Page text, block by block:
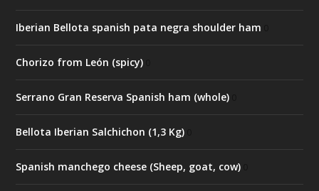
Iberian Bellota spanish pata negra shoulder ham
Chorizo from León (spicy)
Serrano Gran Reserva Spanish ham (whole)
Bellota Iberian Salchichon (1,3 Kg)
Spanish manchego cheese (Sheep, goat, cow)